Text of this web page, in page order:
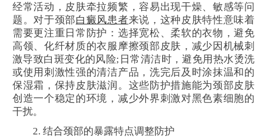
经常活动，皮肤牵拉频繁，容易出现干燥、敏感等问
题。对于颈部白癜风患者来说，这种皮肤特性意味着
需要更注重日常防护：选择宽松、柔软的衣物，避免
高领、化纤材质的衣服摩擦颈部皮肤，减少因机械刺
激导致白斑变化的风险;日常清洁时，避免用热水烫洗
或使用刺激性强的清洁产品，洗完后及时涂抹温和的
保湿霜，保持皮肤滋润。这些防护措施能为颈部皮肤
创造一个稳定的环境，减少外界刺激对黑色素细胞的
干扰。
2. 结合颈部的暴露特点调整防护